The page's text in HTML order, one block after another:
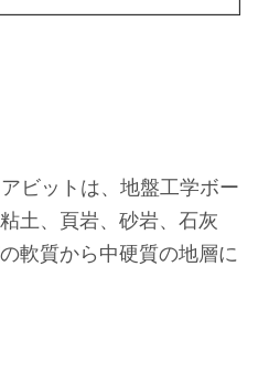
ビットは、地盤工学ボー
土、頁岩、砂岩、石灰
軟質から中硬質の地層に